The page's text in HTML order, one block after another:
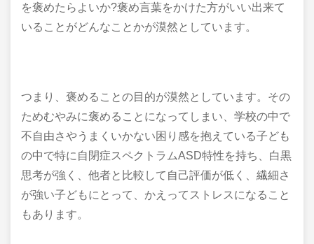
を褒めたらよいか?褒め言葉をかけた方がいい出来て
いることがどんなことかが漠然としています。
つまり、褒めることの目的が漠然としています。その
ためむやみに褒めることになってしまい、学校の中で
不自由さやうまくいかない困り感を抱えている子ども
の中で特に自閉症スペクトラムASD特性を持ち、白黒
思考が強く、他者と比較して自己評価が低く、繊細さ
が強い子どもにとって、かえってストレスになること
もあります。